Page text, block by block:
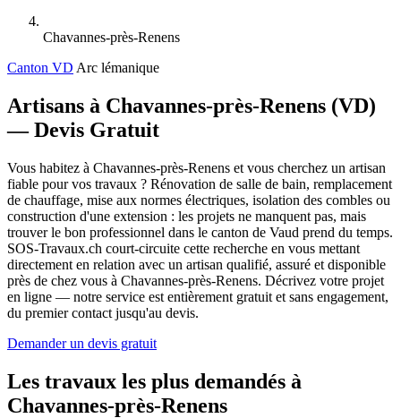
Chavannes-près-Renens
Canton VD Arc lémanique
Artisans à Chavannes-près-Renens (VD)
— Devis Gratuit
Vous habitez à Chavannes-près-Renens et vous cherchez un artisan
fiable pour vos travaux ? Rénovation de salle de bain, remplacement
de chauffage, mise aux normes électriques, isolation des combles ou
construction d'une extension : les projets ne manquent pas, mais
trouver le bon professionnel dans le canton de Vaud prend du temps.
SOS-Travaux.ch court-circuite cette recherche en vous mettant
directement en relation avec un artisan qualifié, assuré et disponible
près de chez vous à Chavannes-près-Renens. Décrivez votre projet
en ligne — notre service est entièrement gratuit et sans engagement,
du premier contact jusqu'au devis.
Demander un devis gratuit
Les travaux les plus demandés à
Chavannes-près-Renens